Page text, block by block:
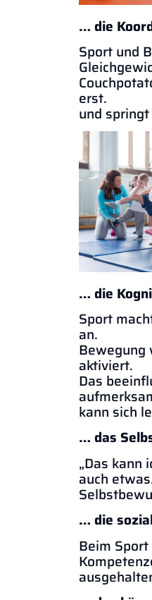
… die
Sport und
und
… die
Sport
Bewegung
Das
kann sich
… das
„Das kann
… die
Beim